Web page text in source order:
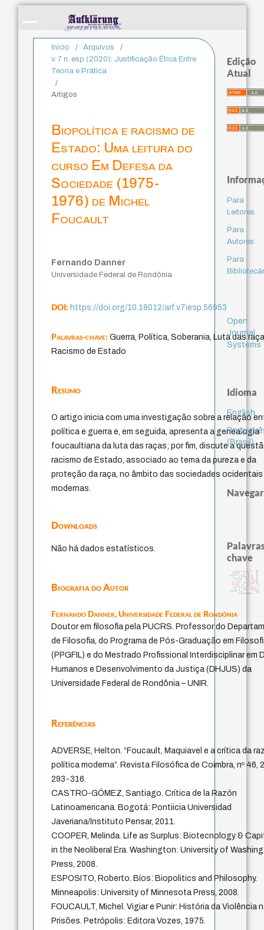
Início / Arquivos
/
v. 7 n. esp (2020): Justificação Ética Entre
Teoria e Prática
/
Artigos
Biopolítica e racismo de
Estado: Uma leitura do
curso Em Defesa da
Sociedade (1975-
1976) de Michel
Foucault
Fernando Danner
Universidade Federal de Rondônia
DOI:https://doi.org/10.18012/arf.v7iesp.56953
Palavras-chave:Guerra, Política, Soberania, Luta das
Racismo de Estado
Resumo
O artigo inicia com uma investigação sobre a relação
política e guerra e, em seguida, apresenta a genealogia
foucaultiana da luta das raças; por fim, discute a
racismo de Estado, associado ao tema da pureza e da
proteção da raça, no âmbito das sociedades ocidentais
modernas.
Downloads
Não há dados estatísticos.
Biografia do Autor
Fernando Danner,Universidade Federal de Rondônia
Doutor em filosofia pela PUCRS. Professor do
de Filosofia, do Programa de Pós-Graduação em
(PPGFIL) e do Mestrado Profissional Interdisciplinar em
Humanos e Desenvolvimento da Justiça (DHJUS) da
Universidade Federal de Rondônia – UNIR.
Referências
ADVERSE, Helton. “Foucault, Maquiavel e a crítica da
política moderna”. Revista Filosófica de Coimbra, nº 46,
293-316.
CASTRO-GÓMEZ, Santiago. Crítica de la Razón
Latinoamericana. Bogotá: Pontiicia Universidad
Javeriana/Instituto Pensar, 2011.
COOPER, Melinda. Life as Surplus: Biotecnology &
in the Neoliberal Era. Washington: University of
Press, 2008.
ESPOSITO, Roberto. Bíos: Biopolitics and Philosophy.
Minneapolis: University of Minnesota Press, 2008.
FOUCAULT, Michel. Vigiar e Punir: História da Violência
Prisões. Petrópolis: Editora Vozes, 1975.
Edição
Atual
Para
Leitores
Para
Autores
Para
Open
Journal
Systems
Idioma
English
(Brasil)
Navegar
chave
fundamentalismo
jacobi
experiência temporal
metafísica do tempogénero
idade
intolerância homem-medida
j.c.m. neto
palavra perdón
leyes
violencia
guayaquil
logos
pedagogia
lei
desejo
bataille
mind
therapy
realidad